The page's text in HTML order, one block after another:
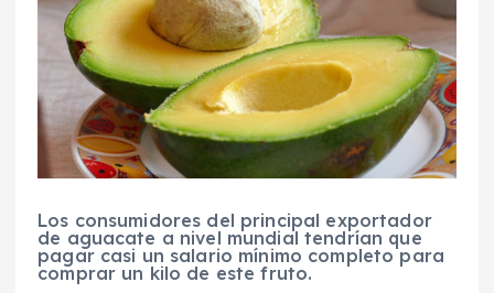
Los consumidores del principal exportador
de aguacate a nivel mundial tendrían que
pagar casi un salario mínimo completo para
comprar un kilo de este fruto.